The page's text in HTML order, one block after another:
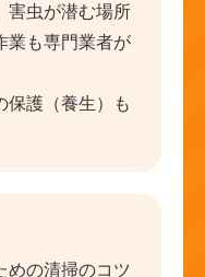
害虫が潜む場所
業も専門業者が
保護（養生）も
めの清掃のコツ